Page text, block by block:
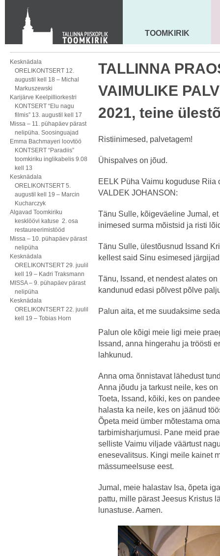
Toom-Kooli 6, 10130 TALLINN
tallinna.toom
+372 644 4140
MAARJA KIRIK
TOOMKIRIK
Kesknädala
ORELIKONTSERT 12.
augustil kell 18 – Michal
Markuszewski
Karijärve Keelpilliorkestri
KONTSERT “Elu nagu
filmis” 13. augustil kell 17
Missa – 11. pühapäev pärast
nelipüha. Soosinguajad
Emma Bachmayeri loovtöö
KONTSERT “Paradiis”
toomkiriku inglikabelis 9.08
kell 13
Kesknädala
ORELIKONTSERT 5.
augustil kell 19 – Marcin
Kucharczyk
Algavad Toomkiriku
kesklöövi katuse 2. osa
restaureerimistööd
Missa – 10. pühapäev pärast
nelipüha
Kesknädala
ORELIKONTSERT 29. juulil
kell 19 – Kadri Traksmann
MISSA – 9. pühapäev pärast
nelipüha
Kesknädala
ORELIKONTSERT 22. juulil
kell 19 – Tobias Horn
TALLINNA
VAIMULIKE
2021, teine
Ristiinimesed, palvetagem!
Ühispalves on jõud.
EELK Püha Vaimu koguduse
VALDEK JOHANSON:
Tänu Sulle, kõigeväeline Jumal,
inimesed surma mõistsid ja risti
Tänu Sulle, ülestõusnud Issand
kellest said Sinu esimesed
Tänu, Issand, et nendest alates
kandunud edasi põlvest põlve
Palun aita, et me suudaksime
Palun ole kõigi meie ligi meie
Issand, anna hingerahu ja tröösti
lahkunud.
Anna oma õnnistavat lähedust
Anna jõudu ja tarkust neile, kes
Toeta, Issand, kõiki, kes on
halasta ka neile, kes on jäänud
Õpeta meid ümber mõtestama
tarbimisharjumusi. Pane meid
selliste Vaimu viljade väärtust
enesevalitsus. Kingi meile kainet
mässumeelsuse eest.
Jumal, meie halastav Isa, õpeta
pattu, mille pärast Jeesus Kristus
lunastuse. Aamen.